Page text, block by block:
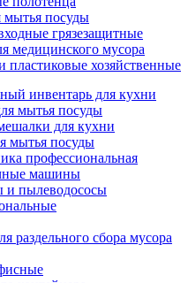
мытья посуды
грязезащитные
медицинского мусора
хозяйственные
инвентарь для кухни
мытья посуды
для кухни
мытья посуды
профессиональная
машины
и пылеводососы
раздельного сбора мусора